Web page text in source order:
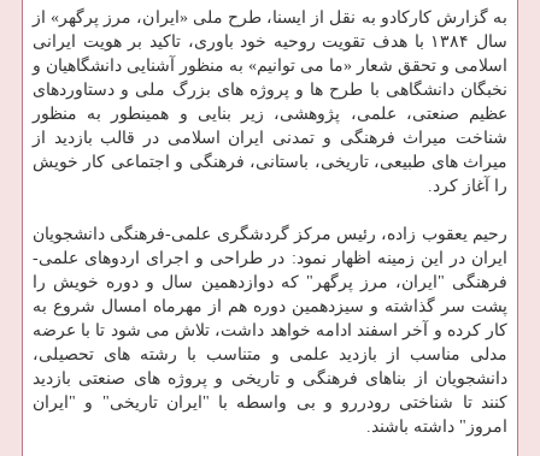
به گزارش كاركادو به نقل از ایسنا، طرح ملی «ایران، مرز پرگهر» از
سال ۱۳۸۴ با هدف تقویت روحیه خود باوری، تاكید بر هویت ایرانی
اسلامی و تحقق شعار «ما می توانیم» به منظور آشنایی دانشگاهیان و
نخبگان دانشگاهی با طرح ها و پروژه های بزرگ ملی و دستاوردهای
عظیم صنعتی، علمی، پژوهشی، زیر بنایی و همینطور به منظور
شناخت میراث فرهنگی و تمدنی ایران اسلامی در قالب بازدید از
میراث های طبیعی، تاریخی، باستانی، فرهنگی و اجتماعی كار خویش
را آغاز كرد.
رحیم یعقوب زاده، رئیس مركز گردشگری علمی-فرهنگی دانشجویان
ایران در این زمینه اظهار نمود: در طراحی و اجرای اردوهای علمی-
فرهنگی "ایران، مرز پرگهر" كه دوازدهمین سال و دوره خویش را
پشت سر گذاشته و سیزدهمین دوره هم از مهرماه امسال شروع به
كار كرده و آخر اسفند ادامه خواهد داشت، تلاش می­ شود تا با عرضه
مدلی مناسب از بازدید علمی و متناسب با رشته های تحصیلی،
دانشجویان از بناهای فرهنگی و تاریخی و پروژه های صنعتی بازدید
كنند تا شناختی رودررو و بی واسطه با "ایران تاریخی" و "ایران
امروز" داشته باشند.